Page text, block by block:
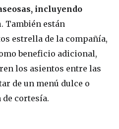
incluyendo
. También están
estrella de la compañía,
beneficio adicional,
los asientos entre las
de un menú dulce o
cortesía.